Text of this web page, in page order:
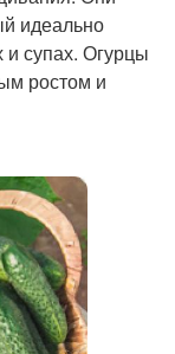
идеально
и супах. Огурцы
ростом и